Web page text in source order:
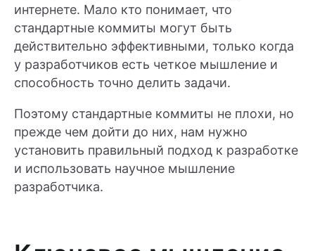
интернете. Мало кто понимает, что
стандартные коммиты могут быть
действительно эффективными, только когда
у разработчиков есть четкое мышление и
способность точно делить задачи.
Поэтому стандартные коммиты не плохи, но
прежде чем дойти до них, нам нужно
установить правильный подход к разработке
и использовать научное мышление
разработчика.